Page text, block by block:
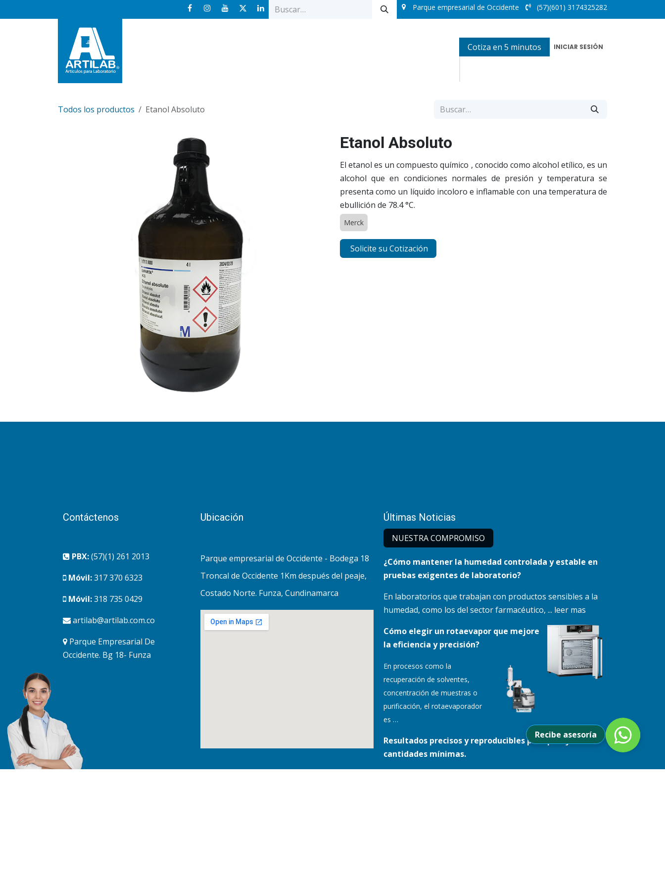
Parque empresarial de Occidente (57)(601) 3174325282
Cotiza en 5 minutos INICIAR SESIÓN
Todos los productos Etanol Absoluto
Etanol Absoluto
El etanol es un compuesto químico , conocido como alcohol etílico, es un
alcohol que en condiciones normales de presión y temperatura se
presenta como un líquido incoloro e inflamable con una temperatura de
ebullición de 78.4 °C.
Merck
Solicite su Cotización
Contáctenos
PBX:(57)(1) 261 2013
Móvil:317 370 6323
Móvil:318 735 0429
artilab@artilab.com.co
Parque Empresarial De
Occidente. Bg 18- Funza
Últimas Noticias
NUESTRA COMPRO​MISO
¿Cómo mantener la humedad controlada y estable en
pruebas exigentes de laboratorio?
En laboratorios que trabajan con productos sensibles a la
humedad, como los del sector farmacéutico, ... leer mas
Cómo elegir un rotaevapor que mejore
la eficiencia y precisión?
En procesos como la
recuperación de solventes,
concentración de muestras o
purificación, el rotaevaporador
es …
Resultados precisos y reproducibles para pesaje con
cantidades mínimas.
Ubicación
Parque empresarial de Occidente - Bodega 18
Troncal de Occidente 1Km después del peaje,
Costado Norte. Funza, Cundinamarca
Recibe asesoría